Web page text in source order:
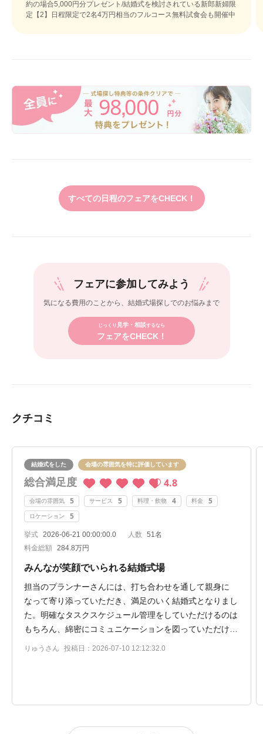
約の場合5,000円分プレゼント/結婚式を検討されている新郎新婦限
定【2】日程限定で2名4万円相当のフルコース無料試食会も開催中
98,000
すべての日程のフェアをCHECK！
フェアに参加してみよう
気になる費用のことから、 結婚式場探しでのお悩みまで
じっくり 見学・相談するなら
フェアをCHECK！
クチコミ
結婚式をした 会場の雰囲気を特に評価しています
総合満足度 4.8
会場の雰囲気 5 サービス 5 料理・飲物 4 料金 5
ロケーション 5
挙式 2026-06-21 00:00:00.0 人数
51名
料金総額 284.8万円
みんなが笑顔でいられる結婚式場
担当のプランナーさんには、打ち合わせを通して親身に
なって寄り添っていただき、満足のいく結婚式となりまし
た。明確なタスクスケジュール管理をしていただけるのは
もちろん、綿密にコミュニケーションを図っていただける
ので、安心して本番を迎えられます。きっと皆さんが満足
りゅうさん 投稿日：2026-07-10 12:12:32.0